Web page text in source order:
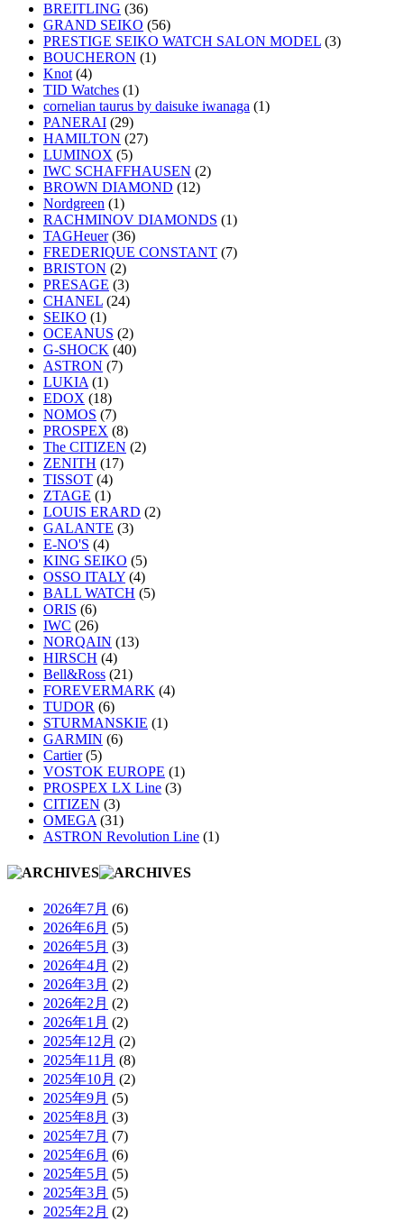
BREITLING (36)
GRAND SEIKO (56)
PRESTIGE SEIKO WATCH SALON MODEL (3)
BOUCHERON (1)
Knot (4)
TID Watches (1)
cornelian taurus by daisuke iwanaga (1)
PANERAI (29)
HAMILTON (27)
LUMINOX (5)
IWC SCHAFFHAUSEN (2)
BROWN DIAMOND (12)
Nordgreen (1)
RACHMINOV DIAMONDS (1)
TAGHeuer(36)
FREDERIQUE CONSTANT (7)
BRISTON (2)
PRESAGE (3)
CHANEL (24)
SEIKO (1)
OCEANUS (2)
G-SHOCK (40)
ASTRON (7)
LUKIA (1)
EDOX (18)
NOMOS (7)
PROSPEX (8)
The CITIZEN (2)
ZENITH (17)
TISSOT (4)
ZTAGE (1)
LOUIS ERARD (2)
GALANTE (3)
E-NO'S (4)
KING SEIKO (5)
OSSO ITALY (4)
BALL WATCH (5)
ORIS (6)
IWC (26)
NORQAIN (13)
HIRSCH (4)
Bell&Ross (21)
FOREVERMARK (4)
TUDOR (6)
STURMANSKIE (1)
GARMIN (6)
Cartier(5)
VOSTOK EUROPE (1)
PROSPEX LX Line (3)
CITIZEN (3)
OMEGA (31)
ASTRON Revolution Line (1)
2026年7月 (6)
2026年6月 (5)
2026年5月 (3)
2026年4月 (2)
2026年3月 (2)
2026年2月 (2)
2026年1月 (2)
2025年12月 (2)
2025年11月 (8)
2025年10月 (2)
2025年9月 (5)
2025年8月 (3)
2025年7月 (7)
2025年6月 (6)
2025年5月 (5)
2025年3月 (5)
2025年2月 (2)